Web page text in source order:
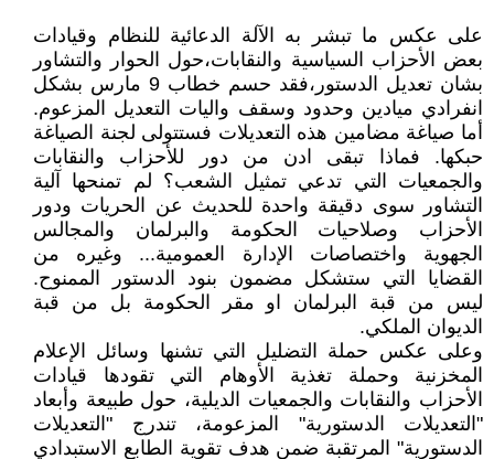
على عكس ما تبشر به الآلة الدعائية للنظام وقيادات
بعض الأحزاب السياسية والنقابات،حول الحوار والتشاور
بشان تعديل الدستور،فقد حسم خطاب 9 مارس بشكل
انفرادي ميادين وحدود وسقف واليات التعديل المزعوم.
أما صياغة مضامين هذه التعديلات فستتولى لجنة الصياغة
حبكها. فماذا تبقى ادن من دور للأحزاب والنقابات
والجمعيات التي تدعي تمثيل الشعب؟ لم تمنحها آلية
التشاور سوى دقيقة واحدة للحديث عن الحريات ودور
الأحزاب وصلاحيات الحكومة والبرلمان والمجالس
الجهوية واختصاصات الإدارة العمومية... وغيره من
القضايا التي ستشكل مضمون بنود الدستور الممنوح.
ليس من قبة البرلمان او مقر الحكومة بل من قبة
الديوان الملكي.
وعلى عكس حملة التضليل التي تشنها وسائل الإعلام
المخزنية وحملة تغذية الأوهام التي تقودها قيادات
الأحزاب والنقابات والجمعيات الديلية، حول طبيعة وأبعاد
"التعديلات الدستورية" المزعومة، تندرج "التعديلات
الدستورية" المرتقبة ضمن هدف تقوية الطابع الاستبدادي